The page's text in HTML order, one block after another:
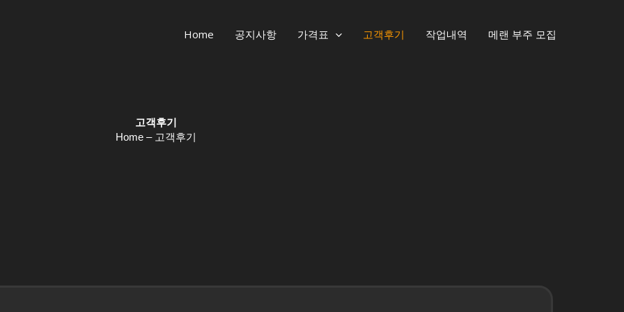
Home 공지사항 가격표 고객후기 작업내역 메랜 부주 모집
고객후기
Home – 고객후기